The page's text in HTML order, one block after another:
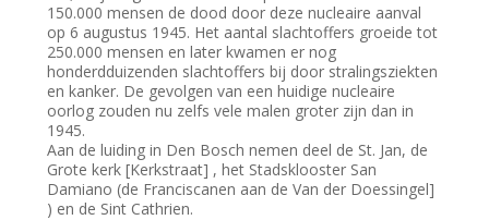
150.000 mensen de dood door deze nucleaire aanval
op 6 augustus 1945. Het aantal slachtoffers groeide tot
250.000 mensen en later kwamen er nog
honderdduizenden slachtoffers bij door stralingsziekten
en kanker. De gevolgen van een huidige nucleaire
oorlog zouden nu zelfs vele malen groter zijn dan in
1945.
Aan de luiding in Den Bosch nemen deel de St. Jan, de
Grote kerk [Kerkstraat] , het Stadsklooster San
Damiano (de Franciscanen aan de Van der Doessingel]
) en de Sint Cathrien.